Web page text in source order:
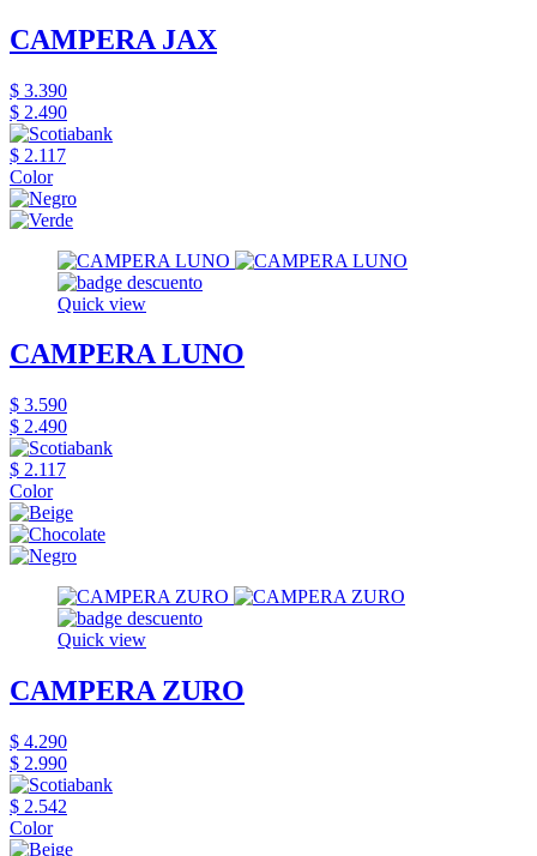
CAMPERA JAX
$ 3.390
$ 2.490
$ 2.117
Color
Quick view
CAMPERA LUNO
$ 3.590
$ 2.490
$ 2.117
Color
Quick view
CAMPERA ZURO
$ 4.290
$ 2.990
$ 2.542
Color